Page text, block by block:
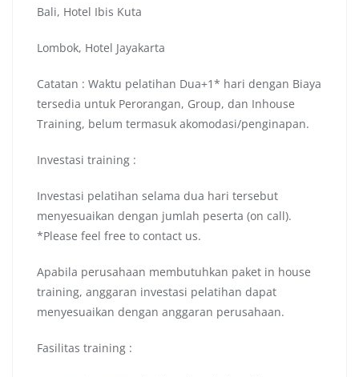
Bali, Hotel Ibis Kuta
Lombok, Hotel Jayakarta
Catatan : Waktu pelatihan Dua+1* hari dengan Biaya
tersedia untuk Perorangan, Group, dan Inhouse
Training, belum termasuk akomodasi/penginapan.
Investasi training :
Investasi pelatihan selama dua hari tersebut
menyesuaikan dengan jumlah peserta (on call).
*Please feel free to contact us.
Apabila perusahaan membutuhkan paket in house
training, anggaran investasi pelatihan dapat
menyesuaikan dengan anggaran perusahaan.
Fasilitas training :